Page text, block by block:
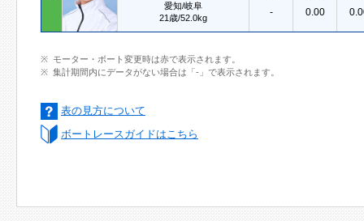
愛知/岐阜
21歳/52.0kg
-
0.00
モーター・ボート変更時は赤で表示されます。
集計期間内にデータがない場合は「-」で表示されます。
表の見方について
ボートレースガイドはこちら